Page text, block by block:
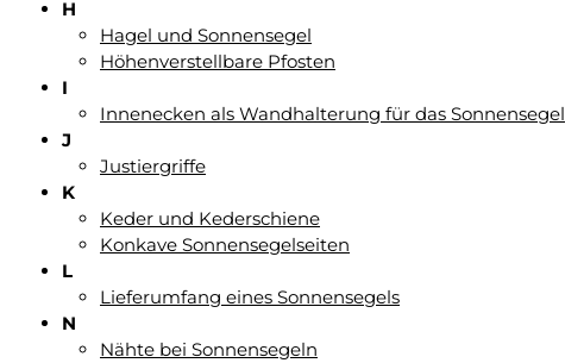
H
Hagel und Sonnensegel
Höhenverstellbare Pfosten
I
Innenecken als Wandhalterung für das Sonnensegel
J
Justiergriffe
K
Keder und Kederschiene
Konkave Sonnensegelseiten
L
Lieferumfang eines Sonnensegels
N
Nähte bei Sonnensegeln